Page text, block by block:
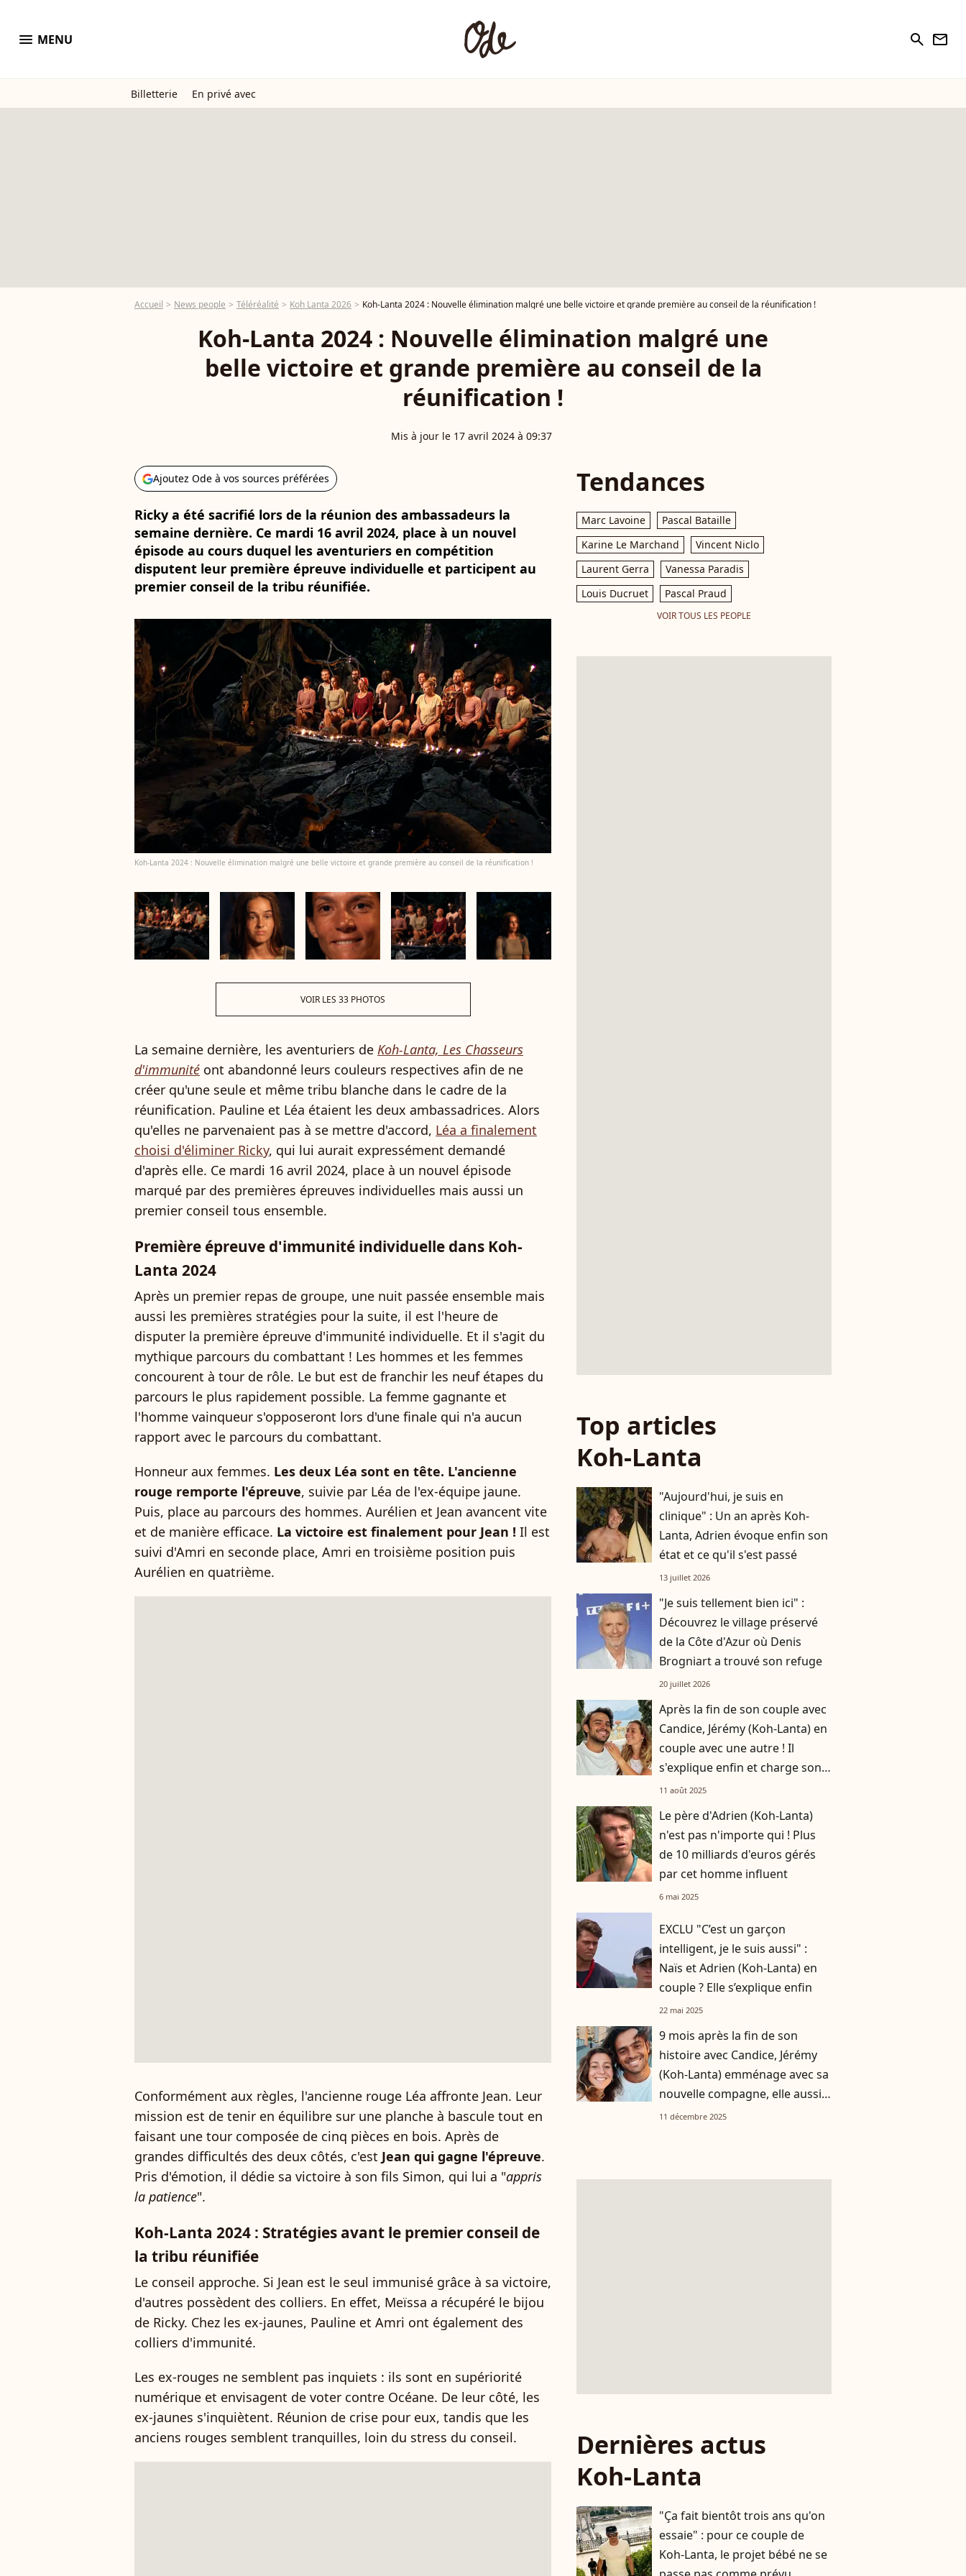
menu MENU search newsletter
Billetterie En privé avec
Accueil News people Téléréalité Koh Lanta 2026 Koh-Lanta 2024 : Nouvelle élimination malgré une belle victoire et grande première au conseil de la réunification !
Koh-Lanta 2024 : Nouvelle élimination malgré une
belle victoire et grande première au conseil de la
réunification !
Mis à jour le 17 avril 2024 à 09:37
Ajoutez Ode à vos sources préférées
Ricky a été sacrifié lors de la réunion des ambassadeurs la
semaine dernière. Ce mardi 16 avril 2024, place à un nouvel
épisode au cours duquel les aventuriers en compétition
disputent leur première épreuve individuelle et participent au
premier conseil de la tribu réunifiée.
Koh-Lanta 2024 : Nouvelle élimination malgré une belle victoire et grande première au conseil de la réunification !
VOIR LES 33 PHOTOS
La semaine dernière, les aventuriers de Koh-Lanta, Les Chasseurs
d'immunité ont abandonné leurs couleurs respectives afin de ne
créer qu'une seule et même tribu blanche dans le cadre de la
réunification. Pauline et Léa étaient les deux ambassadrices. Alors
qu'elles ne parvenaient pas à se mettre d'accord, Léa a finalement
choisi d'éliminer Ricky, qui lui aurait expressément demandé
d'après elle. Ce mardi 16 avril 2024, place à un nouvel épisode
marqué par des premières épreuves individuelles mais aussi un
premier conseil tous ensemble.
Première épreuve d'immunité individuelle dans Koh-
Lanta 2024
Après un premier repas de groupe, une nuit passée ensemble mais
aussi les premières stratégies pour la suite, il est l'heure de
disputer la première épreuve d'immunité individuelle. Et il s'agit du
mythique parcours du combattant ! Les hommes et les femmes
concourent à tour de rôle. Le but est de franchir les neuf étapes du
parcours le plus rapidement possible. La femme gagnante et
l'homme vainqueur s'opposeront lors d'une finale qui n'a aucun
rapport avec le parcours du combattant.
Honneur aux femmes. Les deux Léa sont en tête. L'ancienne
rouge remporte l'épreuve, suivie par Léa de l'ex-équipe jaune.
Puis, place au parcours des hommes. Aurélien et Jean avancent vite
et de manière efficace. La victoire est finalement pour Jean ! Il est
suivi d'Amri en seconde place, Amri en troisième position puis
Aurélien en quatrième.
Conformément aux règles, l'ancienne rouge Léa affronte Jean. Leur
mission est de tenir en équilibre sur une planche à bascule tout en
faisant une tour composée de cinq pièces en bois. Après de
grandes difficultés des deux côtés, c'est Jean qui gagne l'épreuve.
Pris d'émotion, il dédie sa victoire à son fils Simon, qui lui a "appris
la patience".
Koh-Lanta 2024 : Stratégies avant le premier conseil de
la tribu réunifiée
Le conseil approche. Si Jean est le seul immunisé grâce à sa victoire,
d'autres possèdent des colliers. En effet, Meïssa a récupéré le bijou
de Ricky. Chez les ex-jaunes, Pauline et Amri ont également des
colliers d'immunité.
Les ex-rouges ne semblent pas inquiets : ils sont en supériorité
numérique et envisagent de voter contre Océane. De leur côté, les
ex-jaunes s'inquiètent. Réunion de crise pour eux, tandis que les
anciens rouges semblent tranquilles, loin du stress du conseil.
Tendances
Marc Lavoine
Pascal Bataille
Karine Le Marchand
Vincent Niclo
Laurent Gerra
Vanessa Paradis
Louis Ducruet
Pascal Praud
VOIR TOUS LES PEOPLE
Top articles
Koh-Lanta
"Aujourd'hui, je suis en
clinique" : Un an après Koh-
Lanta, Adrien évoque enfin son
état et ce qu'il s'est passé
13 juillet 2026
"Je suis tellement bien ici" :
Découvrez le village préservé
de la Côte d'Azur où Denis
Brogniart a trouvé son refuge
20 juillet 2026
Après la fin de son couple avec
Candice, Jérémy (Koh-Lanta) en
couple avec une autre ! Il
s'explique enfin et charge son
ex
11 août 2025
Le père d'Adrien (Koh-Lanta)
n'est pas n'importe qui ! Plus
de 10 milliards d'euros gérés
par cet homme influent
6 mai 2025
EXCLU "C’est un garçon
intelligent, je le suis aussi" :
Naïs et Adrien (Koh-Lanta) en
couple ? Elle s’explique enfin
22 mai 2025
9 mois après la fin de son
histoire avec Candice, Jérémy
(Koh-Lanta) emménage avec sa
nouvelle compagne, elle aussi
aventurière de Koh-Lanta
11 décembre 2025
Dernières actus
Koh-Lanta
"Ça fait bientôt trois ans qu'on
essaie" : pour ce couple de
Koh-Lanta, le projet bébé ne se